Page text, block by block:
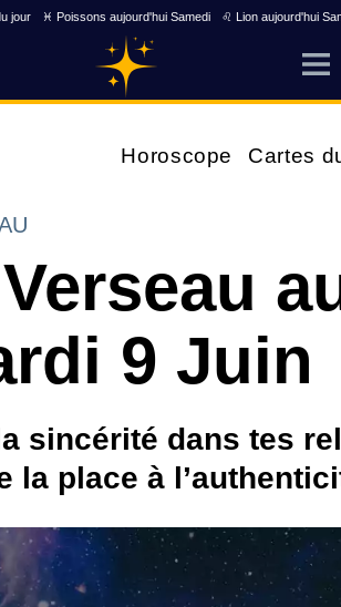
jour ♓ Poissons aujourd'hui Samedi ♌ Lion aujourd'hui
Horoscope Cartes
Verseau
9 Juin
sincérité dans tes
la place à